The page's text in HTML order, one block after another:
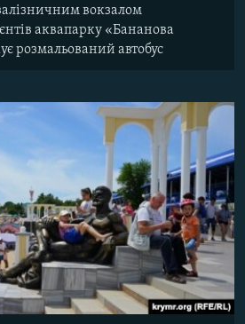
вокзалом
аквапарку «Бананова
розмальований автобус